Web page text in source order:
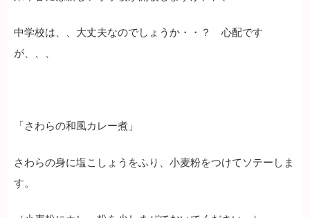
中学校は、、大丈夫なのでしょうか・・？ 心配です
が、、、
「さわらの和風カレー煮」
さわらの身に塩こしょうをふり、小麦粉をつけてソテーしま
す。